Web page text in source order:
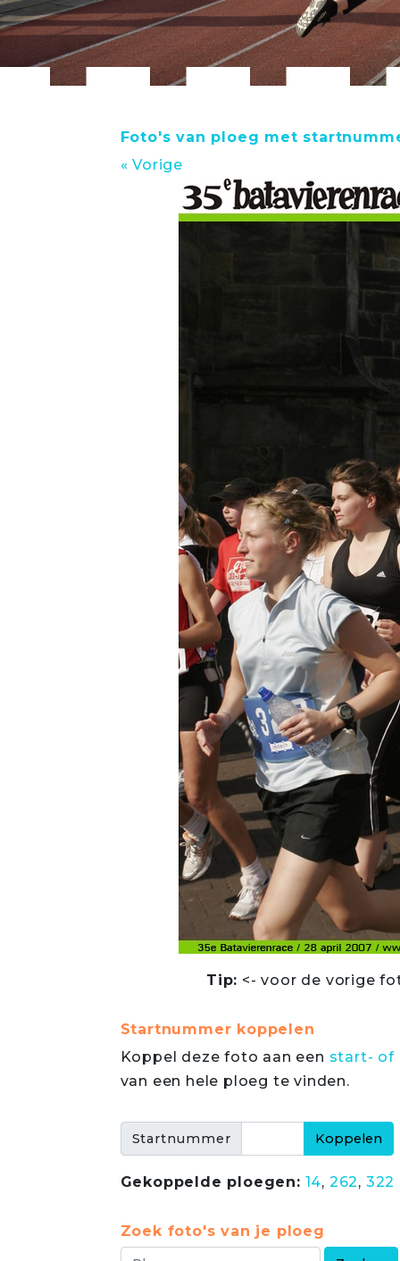
Foto's van ploeg met
« Vorige
Tip: <- voor de vorige
Startnummer koppelen
Koppel deze foto aan een start- of
van een hele ploeg te vinden.
Startnummer
Gekoppelde ploegen: 14, 262, 322
Zoek foto's van je ploeg